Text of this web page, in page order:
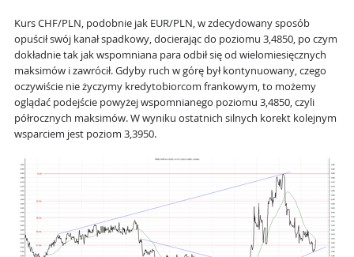
Kurs CHF/PLN, podobnie jak EUR/PLN, w zdecydowany sposób
opuścił swój kanał spadkowy, docierając do poziomu 3,4850, po czym
dokładnie tak jak wspomniana para odbił się od wielomiesięcznych
maksimów i zawrócił. Gdyby ruch w górę był kontynuowany, czego
oczywiście nie życzymy kredytobiorcom frankowym, to możemy
oglądać podejście powyżej wspomnianego poziomu 3,4850, czyli
półrocznych maksimów. W wyniku ostatnich silnych korekt kolejnym
wsparciem jest poziom 3,3950.